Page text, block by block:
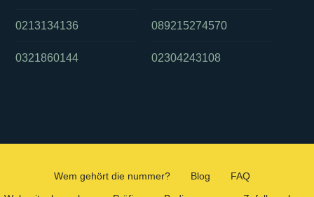
0213134136
0321860144
089215274570
02304243108
Wem gehört die nummer? Blog
FAQ